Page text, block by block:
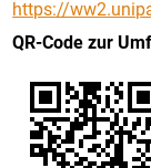
https://
QR-Code zur